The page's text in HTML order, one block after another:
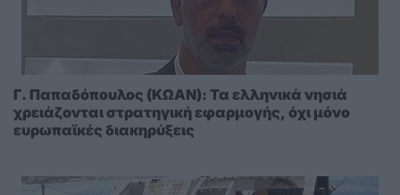
Γ. Παπαδόπουλος (ΚΩΑΝ): Τα ελληνικά νησιά
χρειάζονται στρατηγική εφαρμογής, όχι μόνο
ευρωπαϊκές διακηρύξεις